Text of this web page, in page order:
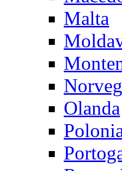
Malta
Olanda